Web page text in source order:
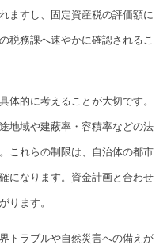
ますし、固定資産税の評価額に
税務課へ速やかに確認されるこ
体的に考えることが大切です。
地域や建蔽率・容積率などの法
これらの制限は、自治体の都市
になります。資金計画と合わせ
ります。
トラブルや自然災害への備えが